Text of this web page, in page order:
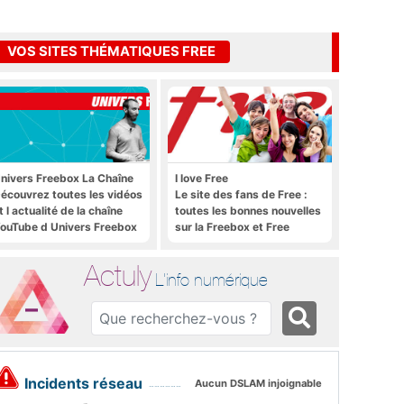
VOS SITES THÉMATIQUES FREE
Freebox La Chaîne
toutes les vidéos
l actualité de la chaîne
d Univers Freebox
I love Free
Le site des fans de Free :
toutes les bonnes nouvelles
sur la Freebox et Free
Actuly L'info numérique
Incidents réseau Aucun DSLAM injoignable